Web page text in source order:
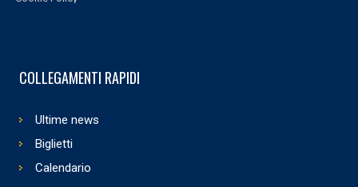
COLLEGAMENTI RAPIDI
Ultime news
Biglietti
Calendario